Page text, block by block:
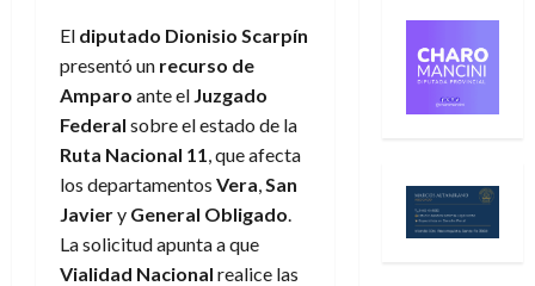
El diputado Dionisio Scarpín
presentó un recurso de
Amparo ante el Juzgado
Federal sobre el estado de la
Ruta Nacional 11 , que afecta
los departamentos Vera San
Javiery General Obligado
La solicitud apunta a que
Vialidad Nacional realice las